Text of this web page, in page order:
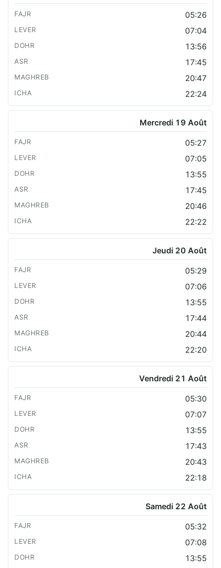
05:26
07:04
13:56
17:45
20:47
22:24
Mercredi 19 Août
05:27
07:05
13:55
17:45
20:46
22:22
Jeudi 20 Août
05:29
07:06
13:55
17:44
20:44
22:20
Vendredi 21 Août
05:30
07:07
13:55
17:43
20:43
22:18
Samedi 22 Août
05:32
07:08
13:55